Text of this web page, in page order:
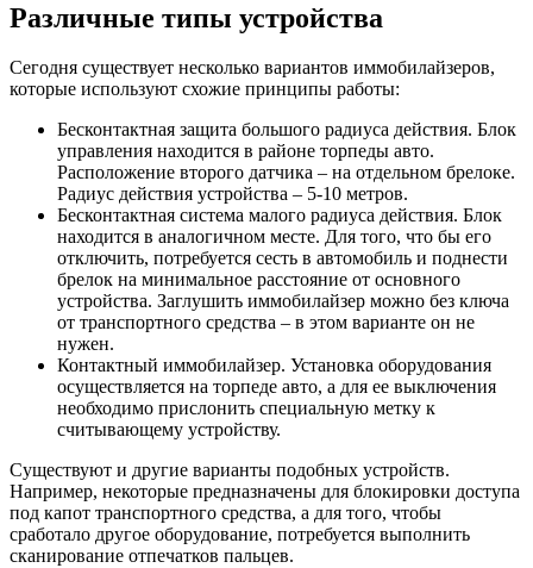
Различные типы устройства
Сегодня существует несколько вариантов иммобилайзеров,
которые используют схожие принципы работы:
Бесконтактная защита большого радиуса действия. Блок
управления находится в районе торпеды авто.
Расположение второго датчика – на отдельном брелоке.
Радиус действия устройства – 5-10 метров.
Бесконтактная система малого радиуса действия. Блок
находится в аналогичном месте. Для того, что бы его
отключить, потребуется сесть в автомобиль и поднести
брелок на минимальное расстояние от основного
устройства. Заглушить иммобилайзер можно без ключа
от транспортного средства – в этом варианте он не
нужен.
Контактный иммобилайзер. Установка оборудования
осуществляется на торпеде авто, а для ее выключения
необходимо прислонить специальную метку к
считывающему устройству.
Существуют и другие варианты подобных устройств.
Например, некоторые предназначены для блокировки доступа
под капот транспортного средства, а для того, чтобы
сработало другое оборудование, потребуется выполнить
сканирование отпечатков пальцев.